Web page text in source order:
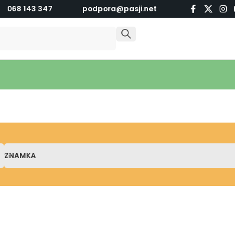
068 143 347 podpora@pasji.net
ZNAMKA